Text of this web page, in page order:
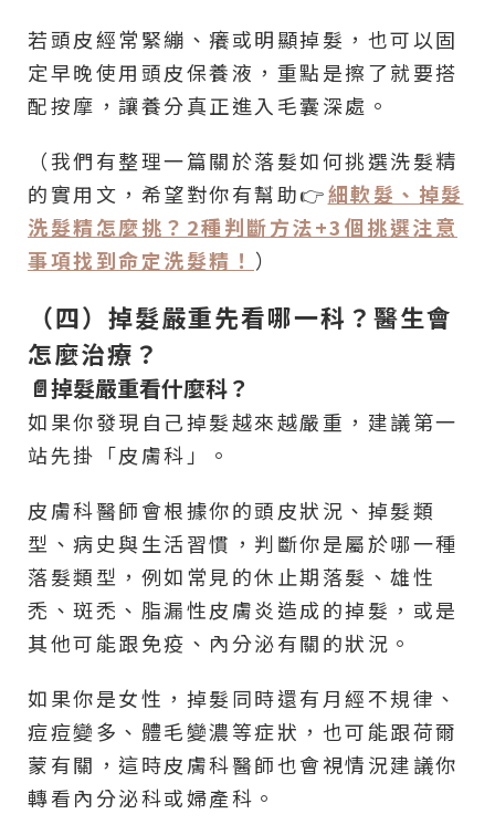
若頭皮經常緊繃、癢或明顯掉髮，也可以固
定早晚使用頭皮保養液，重點是擦了就要搭
配按摩，讓養分真正進入毛囊深處。
（我們有整理一篇關於落髮如何挑選洗髮精
的實用文，希望對你有幫助👉細軟髮、掉髮
洗髮精怎麼挑？2種判斷方法+3個挑選注意
事項找到命定洗髮精！ ）
（四）掉髮嚴重先看哪一科？醫生會
怎麼治療？
📄掉髮嚴重看什麼科？
如果你發現自己掉髮越來越嚴重，建議第一
站先掛「皮膚科」。
皮膚科醫師會根據你的頭皮狀況、掉髮類
型、病史與生活習慣，判斷你是屬於哪一種
落髮類型，例如常見的休止期落髮、雄性
禿、斑禿、脂漏性皮膚炎造成的掉髮，或是
其他可能跟免疫、內分泌有關的狀況。
如果你是女性，掉髮同時還有月經不規律、
痘痘變多、體毛變濃等症狀，也可能跟荷爾
蒙有關，這時皮膚科醫師也會視情況建議你
轉看內分泌科或婦產科。